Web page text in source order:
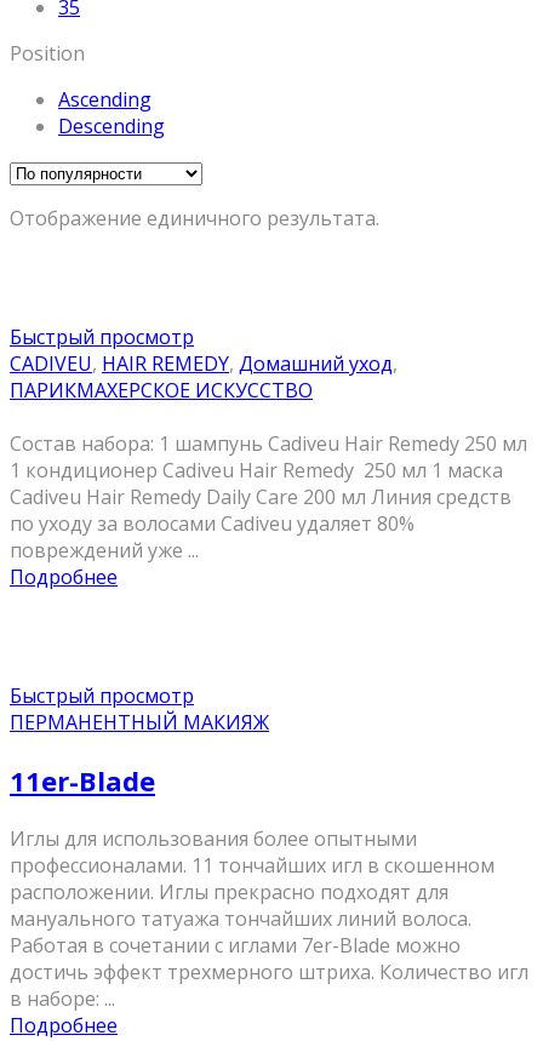
35
Position
Ascending
Descending
Отображение единичного результата.
Быстрый просмотр
CADIVEU, HAIR REMEDY, Домашний уход,
ПАРИКМАХЕРСКОЕ ИСКУССТВО
Состав набора: 1 шампунь Cadiveu Hair Remedy 250 мл
1 кондиционер Cadiveu Hair Remedy 250 мл 1 маска
Cadiveu Hair Remedy Daily Care 200 мл Линия средств
по уходу за волосами Cadiveu удаляет 80%
повреждений уже ...
Подробнее
Быстрый просмотр
ПЕРМАНЕНТНЫЙ МАКИЯЖ
11er-Blade
Иглы для использования более опытными
профессионалами. 11 тончайших игл в скошенном
расположении. Иглы прекрасно подходят для
мануального татуажа тончайших линий волоса.
Работая в сочетании с иглами 7er-Blade можно
достичь эффект трехмерного штриха. Количество игл
в наборе: ...
Подробнее